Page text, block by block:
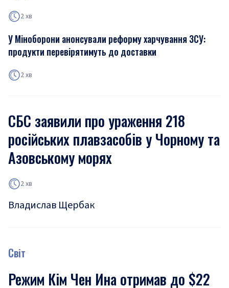
2 хв
У Міноборони анонсували реформу харчування ЗСУ:
продукти перевірятимуть до доставки
2 хв
СБС заявили про ураження 218
російських плавзасобів у Чорному та
Азовському морях
2 хв
Владислав Щербак
Світ
Режим Кім Чен Ина отримав до $22